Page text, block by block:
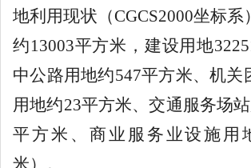
地利用现状（CGCS2000坐标系
约13003平方米，建设用地
中公路用地约547平方米、机关
用地约23平方米、交通服务场
平方米、商业服务业设施用
米）。